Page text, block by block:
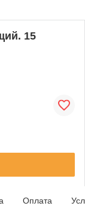
15
Оплата